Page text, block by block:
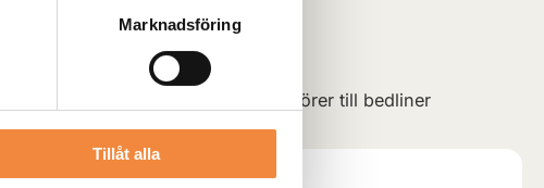
Marknadsföring
Tillåt alla
Lägg till i varukorg
Bil-lack & Kulörer till bedliner